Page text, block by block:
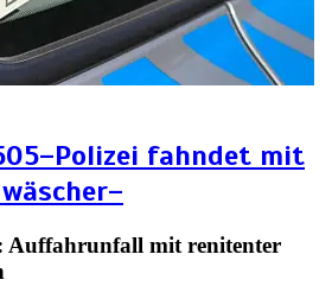
fahndet mit
Auffahrunfall mit renitenter